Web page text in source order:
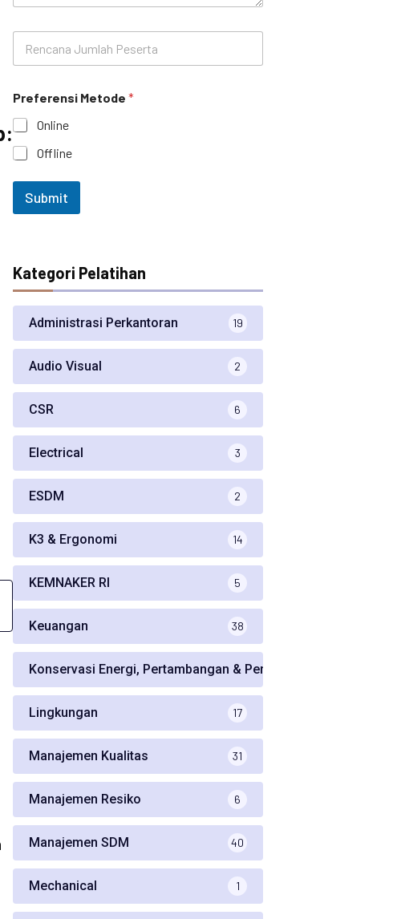
h
e
i
a
n
*
R
n
a
n
a
J
u
s
e
r
*
Preferensi Metode *
Online
Offline
Submit
Kategori Pelatihan
Administrasi Perkantoran 19
Audio Visual 2
CSR 6
Electrical 3
ESDM 2
K3 & Ergonomi 14
KEMNAKER RI 5
Keuangan 38
Konservasi Energi, Pertambangan & Perminyakan
Lingkungan 17
Manajemen Kualitas 31
Manajemen Resiko 6
Manajemen SDM 40
Mechanical 1